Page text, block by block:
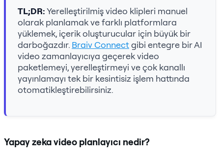
TL;DR:Yerelleştirilmiş video klipleri manuel
olarak planlamak ve farklı platformlara
yüklemek, içerik oluşturucular için büyük bir
darboğazdır. Braiv Connectgibi entegre bir AI
video zamanlayıcıya geçerek video
paketlemeyi, yerelleştirmeyi ve çok kanallı
yayınlamayı tek bir kesintisiz işlem hattında
otomatikleştirebilirsiniz.
Yapay zeka video planlayıcı nedir?